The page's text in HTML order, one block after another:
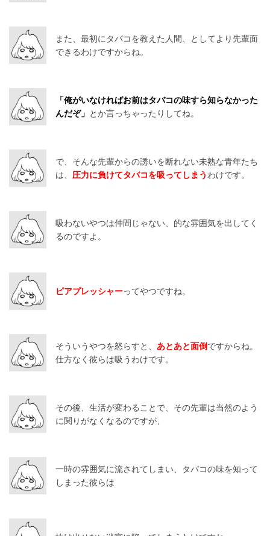
また、最初にタバコを教えた人間、としてより先輩面
できるわけですからね。
「俺がいなければお前はタバコの味すら知らなかった
んだぞ」 とか言っちゃったりしてね。
で、そんな先輩からの誘いを断れない未熟な青年たち
は、 圧力に負けてタバコを吸ってしまうわけです。
吸わないやつは仲間じゃない、的な雰囲気を出してく
るのですよ。
ピアプレッシャーってやつですね。
そういうやつを怒らすと、 あとあと面倒ですからね。
仕方なく彼らは吸うわけです。
その後、生活が変わることで、その先輩は当然のよう
に関りがなくなるのですが、
一時の雰囲気に流されてしまい、タバコの味を知って
しまった彼らは